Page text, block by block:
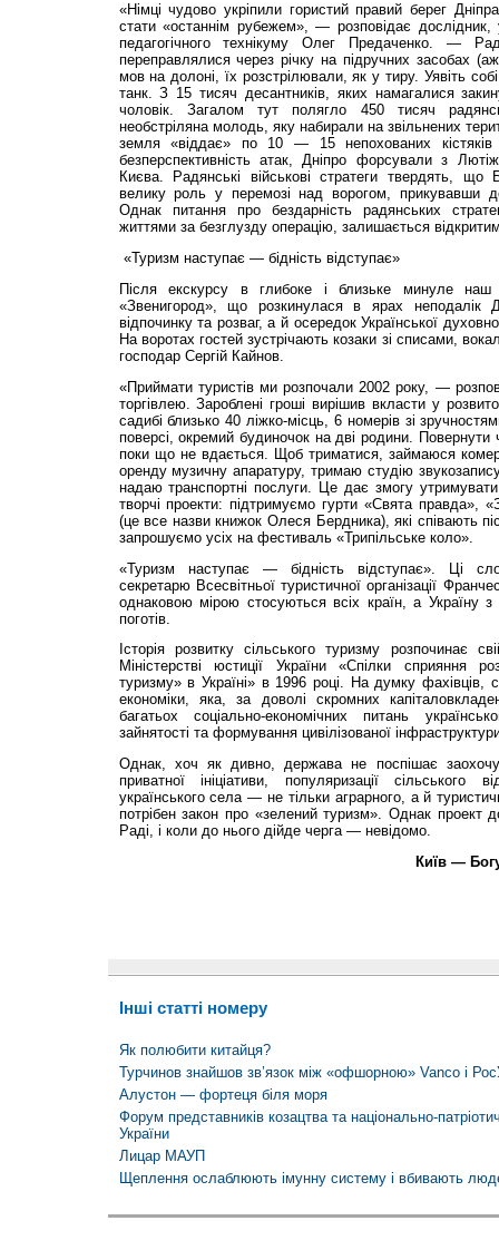
«Німці чудово укріпили гористий правий берег
стати «останнім рубежем», — розповідає дослідник,
педагогічного технікуму Олег Предаченко. —
переправлялися через річку на підручних засобах
мов на долоні, їх розстрілювали, як у тиру. Уявіть
танк. З 15 тисяч десантників, яких намагалися
чоловік. Загалом тут полягло 450 тисяч
необстріляна молодь, яку набирали на звільнених
земля «віддає» по 10 — 15 непохованих кістяків
безперспективність атак, Дніпро форсували з
Києва. Радянські військові стратеги твердять, що
велику роль у перемозі над ворогом, прикувавши
Однак питання про бездарність радянських
життями за безглузду операцію, залишається
«Туризм наступає — бідність відступає»
Після екскурсу в глибоке і близьке минуле
«Звенигород», що розкинулася в ярах неподалік
відпочинку та розваг, а й осередок Української
На воротах гостей зустрічають козаки зі списами,
господар Сергій Кайнов.
«Приймати туристів ми розпочали 2002 року, —
торгівлею. Зароблені гроші вирішив вкласти у
садибі близько 40 ліжко-місць, 6 номерів зі
поверсі, окремий будиночок на дві родини. Повернути
поки що не вдається. Щоб триматися, займаюся
оренду музичну апаратуру, тримаю студію
надаю транспортні послуги. Це дає змогу
творчі проекти: підтримуємо гурти «Свята правда»,
(це все назви книжок Олеся Бердника), які співають
запрошуємо усіх на фестиваль «Трипільське коло».
«Туризм наступає — бідність відступає». Ці
секретарю Всесвітньої туристичної організації
однаковою мірою стосуються всіх країн, а Україну
поготів.
Історія розвитку сільського туризму розпочинає
Міністерстві юстиції України «Спілки сприяння
туризму» в Україні» в 1996 році. На думку фахівців,
економіки, яка, за доволі скромних
багатьох соціально-економічних питань
зайнятості та формування цивілізованої
Однак, хоч як дивно, держава не поспішає
приватної ініціативи, популяризації сільського
українського села — не тільки аграрного, а й
потрібен закон про «зелений туризм». Однак проект
Раді, і коли до нього дійде черга — невідомо.
Київ —
Інші статті номеру
Як полюбити китайця?
Турчинов знайшов зв’язок між «офшорною» Vanco і
Алустон — фортеця біля моря
Форум представників козацтва та національно-
України
Лицар МАУП
Щеплення ослаблюють імунну систему і вбивають